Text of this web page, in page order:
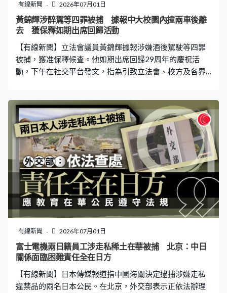
有線新聞 2026年07月01日
黃錦輝涉醉駕等四罪被捕 據報中大校園內撞兩車後離
去 獲保釋如期出席回歸活動
【有線新聞】立法會議員黃錦輝據報涉嫌酒後駕駛等四罪
被捕，獲准保釋候查。他如期出席回歸29周年的慶祝活
動，下午在社交平台發文，指為引致立法會、校方及各界
灣仔會展。事發現場是中文大學，星期一晚近11時，據報
同時是中大工程學院副院長的黃錦輝駕駛私家車返回宿
舍，撞到兩輛停泊的私家車。他隨後駛離現場，將車停泊
在其中一座樓外。 據了解，警員接到保安報案後到場，黃
錦輝返回現場，承認撞到其他車，他未能通過酒精呼氣測
試。他涉嫌酒後駕駛、不小心駕駛以及發生交通意外後沒
有停車和報案被拘捕。三輛車都有損毀，黃錦輝的私家車
就拖到去扣車中心扣留及檢查，案件由新界南總區交通部
交通意外調查組跟進。
有線新聞 2026年07月01日
富士電機兩日籍員工涉走私稀土在華被捕 北京：中日
關係面臨困難責任全在日方
【有線新聞】日本傳媒報道指中國海關決定逮捕涉嫌走私
違禁品的兩名日本公民。在北京，外交部表示正依法辦理